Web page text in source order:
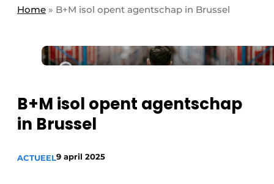
Contact
Home
Meest gelezen
Podcasts
Privacy / Cookie statement
Vacature aanmelden
Panelgesprek
Solar
HVAC
Home » B+M isol opent agentschap in Brussel
B+M isol opent agentschap
in Brussel
ACTUEEL9 april 2025